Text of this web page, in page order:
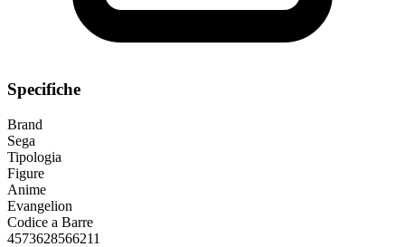
Specifiche
Brand
Sega
Tipologia
Figure
Anime
Evangelion
Codice a Barre
4573628566211